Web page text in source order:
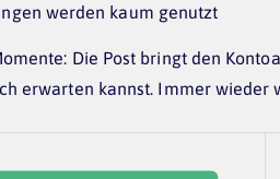
werden kaum genutzt
Die Post bringt den
erwarten kannst. Immer